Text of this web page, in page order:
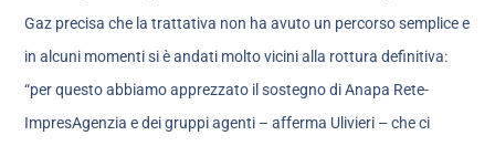
Gaz precisa che la trattativa non ha avuto un percorso semplice e
in alcuni momenti si è andati molto vicini alla rottura definitiva:
“per questo abbiamo apprezzato il sostegno di Anapa Rete-
ImpresAgenzia e dei gruppi agenti – afferma Ulivieri – che ci